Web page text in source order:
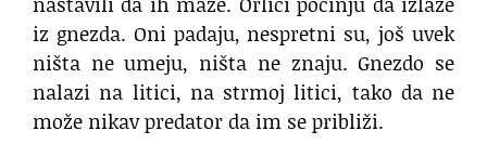
iz gnezda. Oni padaju, nespretni su, još uvek
ništa ne umeju, ništa ne znaju. Gnezdo se
nalazi na litici, na strmoj litici, tako da ne
može nikav predator da im se približi.